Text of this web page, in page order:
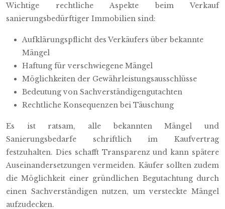
Wichtige rechtliche Aspekte beim Verkauf
sanierungsbedürftiger Immobilien sind:
Aufklärungspflicht des Verkäufers über bekannte
Mängel
Haftung für verschwiegene Mängel
Möglichkeiten der Gewährleistungsausschlüsse
Bedeutung von Sachverständigengutachten
Rechtliche Konsequenzen bei Täuschung
Es ist ratsam, alle bekannten Mängel und
Sanierungsbedarfe schriftlich im Kaufvertrag
festzuhalten. Dies schafft Transparenz und kann spätere
Auseinandersetzungen vermeiden. Käufer sollten zudem
die Möglichkeit einer gründlichen Begutachtung durch
einen Sachverständigen nutzen, um versteckte Mängel
aufzudecken.